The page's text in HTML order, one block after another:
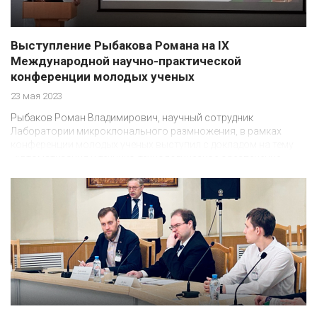
Выступление Рыбакова Романа на IX
Международной научно-практической
конференции молодых ученых
23 мая 2023
Рыбаков Роман Владимирович, научный сотрудник
Лаборатории микроклонального размножения, в рамках